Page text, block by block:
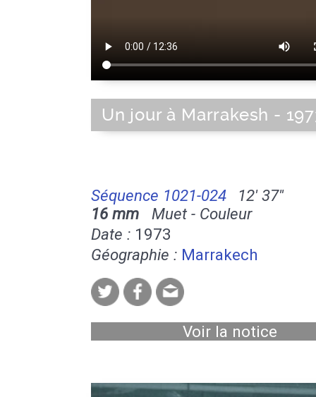
Un jour à Marrakesh -
Séquence 1021-024
12' 37''
16 mm Muet - Couleur
Date : 1973
Géographie : Marrakech
Voir la notice